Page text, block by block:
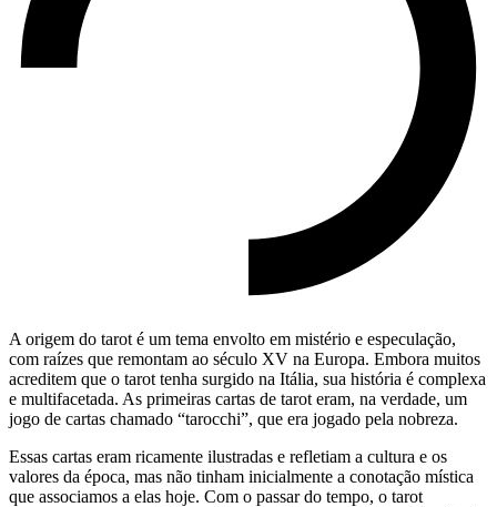
A origem do tarot é um tema envolto em mistério e especulação,
com raízes que remontam ao século XV na Europa. Embora muitos
acreditem que o tarot tenha surgido na Itália, sua história é complexa
e multifacetada. As primeiras cartas de tarot eram, na verdade, um
jogo de cartas chamado “tarocchi”, que era jogado pela nobreza.
Essas cartas eram ricamente ilustradas e refletiam a cultura e os
valores da época, mas não tinham inicialmente a conotação mística
que associamos a elas hoje. Com o passar do tempo, o tarot